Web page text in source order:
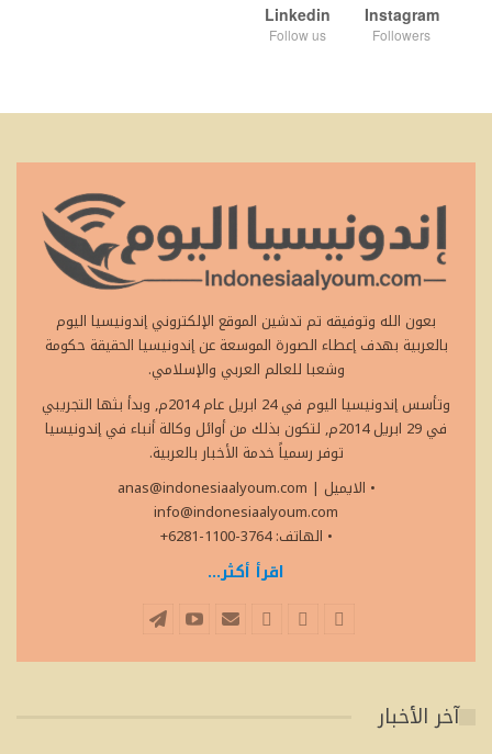
Instagram
Followers
Linkedin
Follow us
بعون الله وتوفيقه تم تدشين الموقع الإلكتروني إندونيسيا اليوم
بالعربية بهدف إعطاء الصورة الموسعة عن إندونيسيا الحقيقة حكومة
وشعبا للعالم العربي والإسلامي.
وتأسس إندونيسيا اليوم في 24 ابريل عام 2014م, وبدأ بثها التجريبي
في 29 ابريل 2014م, لتكون بذلك من أوائل وكالة أنباء في إندونيسيا
توفر رسمياً خدمة الأخبار بالعربية.
• الايميل
anas@indonesiaalyoum.com |
info@indonesiaalyoum.com
• الهاتف: 3764-1100-6281+
اقرأ أكثر...
آخر الأخبار